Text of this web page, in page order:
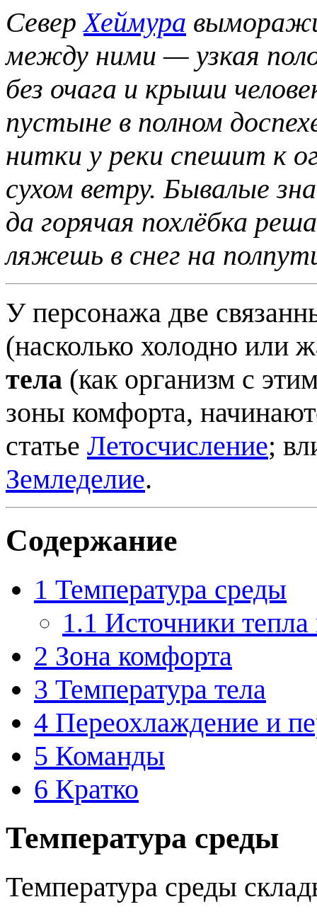
СеверХеймура
между ними — узкая
без очага и крыши
пустыне в полном
нитки у реки спешит к
сухом ветру. Бывалые
да горячая похлёбка
ляжешь в снег на
У персонажа две
(насколько холодно или
тела (как организм с
зоны комфорта,
статье Летосчисление;
Земледелие.
Содержание
1 Температура среды
1.1 Источники тепла
2 Зона комфорта
3 Температура тела
4 Переохлаждение и
5 Команды
6 Кратко
Температура среды
Температура среды